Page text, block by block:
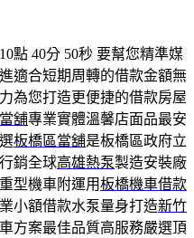
點 40分 50秒 要幫您精準媒
適合短期周轉的借款金額無
為您打造更便捷的借款房屋
舖專業實體溫馨店面品最安
板橋區當舖是板橋區政府立
銷全球高雄熱泵製造安裝廠
型機車附運用板橋機車借款
小額借款水泵量身打造新竹
方案最佳品質高服務嚴選頂